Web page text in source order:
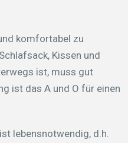
komfortabel zu
Kissen und
ist, muss gut
ist das A und O für einen
lebensnotwendig, d.h.